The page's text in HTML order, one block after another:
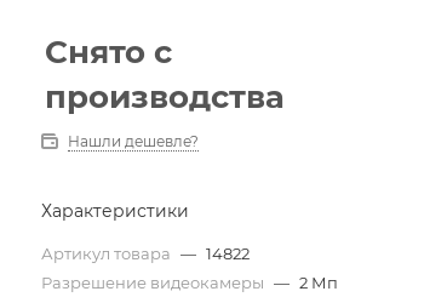
Снято с
производства
Нашли дешевле?
Характеристики
Артикул товара — 14822
Разрешение видеокамеры — 2 Мп